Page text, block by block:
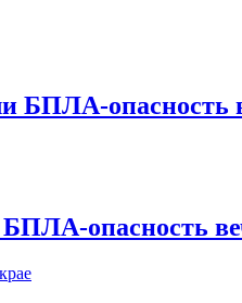
БПЛА-опасность
опасность